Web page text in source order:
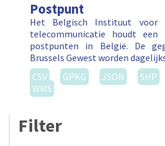
Postpunt
Het Belgisch Instituut voor
telecommunicatie houdt
postpunten in België. De
Brussels Gewest worden
CSV
GPKG JSON SHP
WMS
Filter